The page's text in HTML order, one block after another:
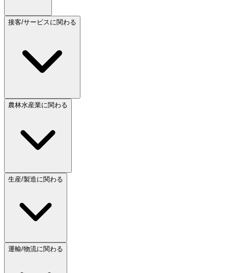
接客/サービスに関わる
農林水産業に関わる
生産/製造に関わる
運輸/物流に関わる